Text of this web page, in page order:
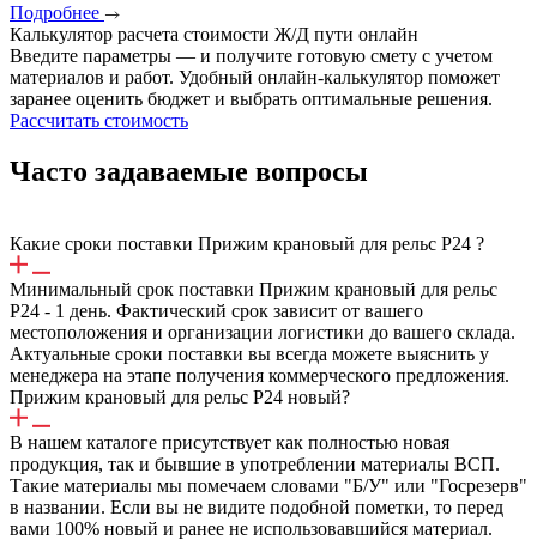
Подробнее
Калькулятор расчета стоимости Ж/Д пути онлайн
Введите параметры — и получите готовую смету с учетом
материалов и работ. Удобный онлайн-калькулятор поможет
заранее оценить бюджет и выбрать оптимальные решения.
Рассчитать стоимость
Часто задаваемые вопросы
Какие сроки поставки Прижим крановый для рельс Р24 ?
Минимальный срок поставки Прижим крановый для рельс
Р24 - 1 день. Фактический срок зависит от вашего
местоположения и организации логистики до вашего склада.
Актуальные сроки поставки вы всегда можете выяснить у
менеджера на этапе получения коммерческого предложения.
Прижим крановый для рельс Р24 новый?
В нашем каталоге присутствует как полностью новая
продукция, так и бывшие в употреблении материалы ВСП.
Такие материалы мы помечаем словами "Б/У" или "Госрезерв"
в названии. Если вы не видите подобной пометки, то перед
вами 100% новый и ранее не использовавшийся материал.